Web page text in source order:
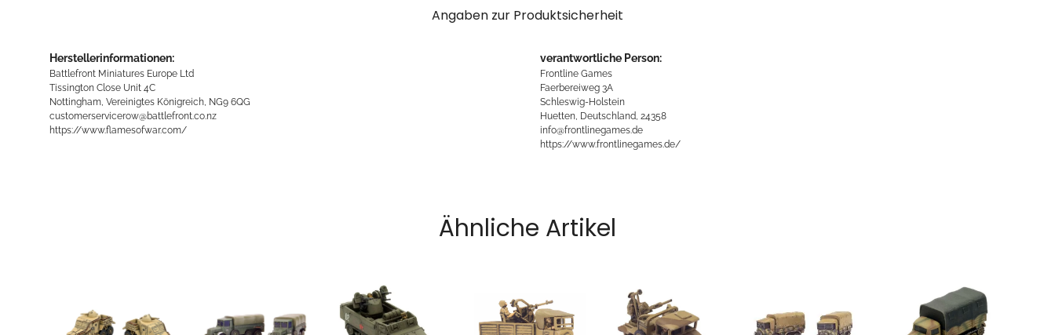
Angaben zur Produktsicherheit
Herstellerinformationen:
Battlefront Miniatures Europe Ltd
Tissington Close Unit 4C
Nottingham, Vereinigtes Königreich, NG9 6QG
customerservicerow@battlefront.co.nz
https://www.flamesofwar.com/
verantwortliche Person:
Frontline Games
Faerbereiweg 3A
Schleswig-Holstein
Huetten, Deutschland, 24358
info@frontlinegames.de
https://www.frontlinegames.de/
Ähnliche Artikel